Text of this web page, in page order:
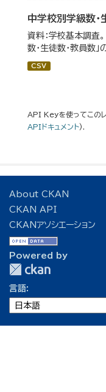
中学校別学級数・
資料：学校基本調査
数・生徒数・教員数」
CSV
API Keyを使ってこのレ
APIドキュメント).
About CKAN
CKAN API
CKANアソシエーション
Powered by
言語